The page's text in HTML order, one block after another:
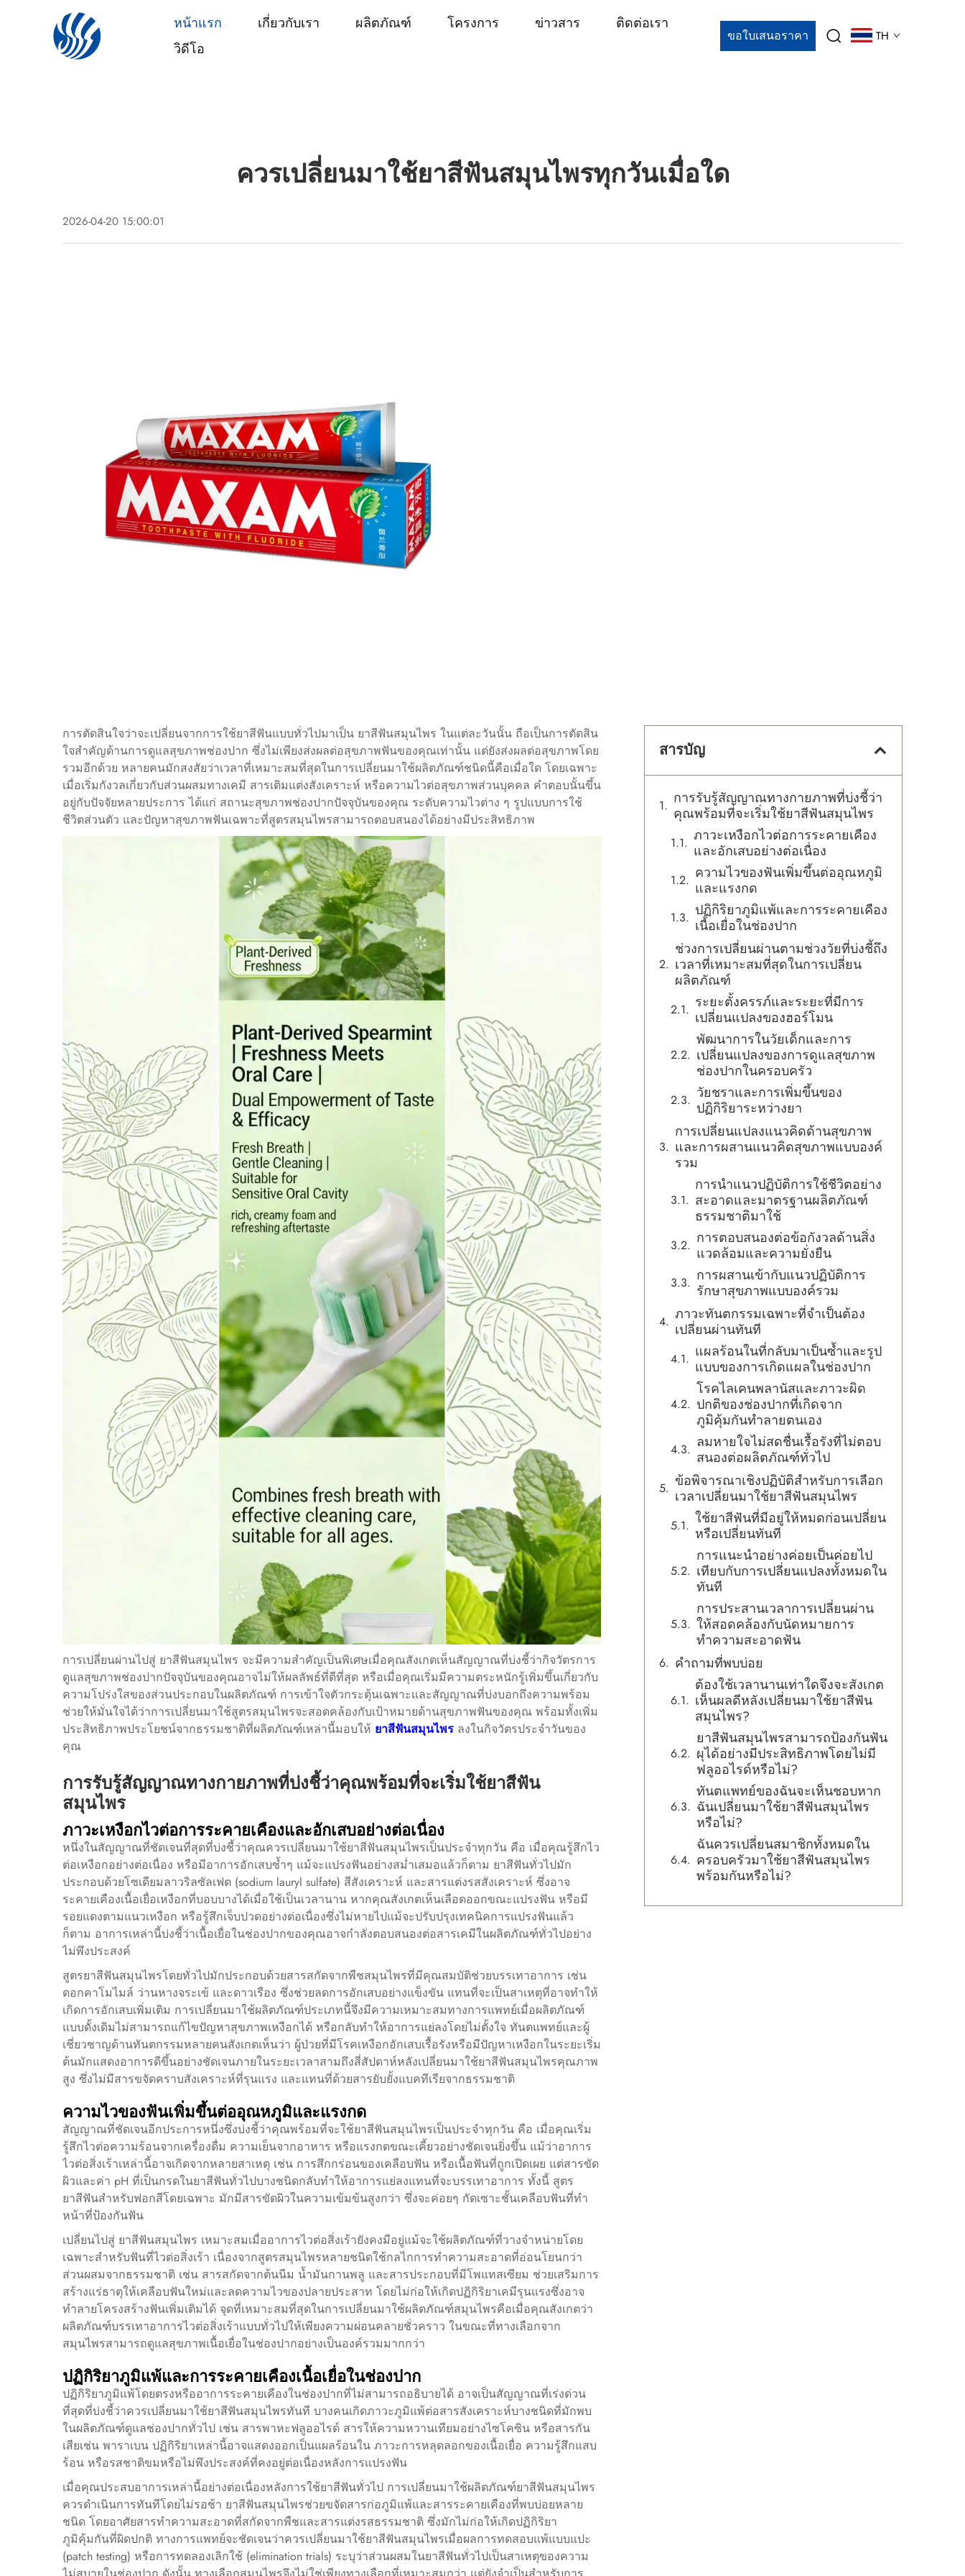
หน้าแรก เกี่ยวกับเรา ผลิตภัณฑ์ โครงการ ข่าวสาร
ติดต่อเรา
วิดีโอ
ขอใบเสนอราคา TH
ควรเปลี่ยนมาใช้ยาสีฟันสมุนไพรทุกวันเมื่อใด
2026-04-20 15:00:01
การตัดสินใจว่าจะเปลี่ยนจากการใช้ยาสีฟันแบบทั่วไปมาเป็น ยาสีฟันสมุนไพร ในแต่ละวันนั้น ถือเป็นการตัดสิน
ใจสำคัญด้านการดูแลสุขภาพช่องปาก ซึ่งไม่เพียงส่งผลต่อสุขภาพฟันของคุณเท่านั้น แต่ยังส่งผลต่อสุขภาพโดย
รวมอีกด้วย หลายคนมักสงสัยว่าเวลาที่เหมาะสมที่สุดในการเปลี่ยนมาใช้ผลิตภัณฑ์ชนิดนี้คือเมื่อใด โดยเฉพาะ
เมื่อเริ่มกังวลเกี่ยวกับส่วนผสมทางเคมี สารเติมแต่งสังเคราะห์ หรือความไวต่อสุขภาพส่วนบุคคล คำตอบนั้นขึ้น
อยู่กับปัจจัยหลายประการ ได้แก่ สถานะสุขภาพช่องปากปัจจุบันของคุณ ระดับความไวต่าง ๆ รูปแบบการใช้
ชีวิตส่วนตัว และปัญหาสุขภาพฟันเฉพาะที่สูตรสมุนไพรสามารถตอบสนองได้อย่างมีประสิทธิภาพ
การเปลี่ยนผ่านไปสู่ ยาสีฟันสมุนไพร จะมีความสำคัญเป็นพิเศษเมื่อคุณสังเกตเห็นสัญญาณที่บ่งชี้ว่ากิจวัตรการ
ดูแลสุขภาพช่องปากปัจจุบันของคุณอาจไม่ให้ผลลัพธ์ที่ดีที่สุด หรือเมื่อคุณเริ่มมีความตระหนักรู้เพิ่มขึ้นเกี่ยวกับ
ความโปร่งใสของส่วนประกอบในผลิตภัณฑ์ การเข้าใจตัวกระตุ้นเฉพาะและสัญญาณที่บ่งบอกถึงความพร้อม
ช่วยให้มั่นใจได้ว่าการเปลี่ยนมาใช้สูตรสมุนไพรจะสอดคล้องกับเป้าหมายด้านสุขภาพฟันของคุณ พร้อมทั้งเพิ่ม
ประสิทธิภาพประโยชน์จากธรรมชาติที่ผลิตภัณฑ์เหล่านี้มอบให้ ยาสีฟันสมุนไพร ลงในกิจวัตรประจำวันของ
คุณ
การรับรู้สัญญาณทางกายภาพที่บ่งชี้ว่าคุณพร้อมที่จะเริ่มใช้ยาสีฟัน
สมุนไพร
ภาวะเหงือกไวต่อการระคายเคืองและอักเสบอย่างต่อเนื่อง
หนึ่งในสัญญาณที่ชัดเจนที่สุดที่บ่งชี้ว่าคุณควรเปลี่ยนมาใช้ยาสีฟันสมุนไพรเป็นประจำทุกวัน คือ เมื่อคุณรู้สึกไว
ต่อเหงือกอย่างต่อเนื่อง หรือมีอาการอักเสบซ้ำๆ แม้จะแปรงฟันอย่างสม่ำเสมอแล้วก็ตาม ยาสีฟันทั่วไปมัก
ประกอบด้วยโซเดียมลาวริลซัลเฟต (sodium lauryl sulfate) สีสังเคราะห์ และสารแต่งรสสังเคราะห์ ซึ่งอาจ
ระคายเคืองเนื้อเยื่อเหงือกที่บอบบางได้เมื่อใช้เป็นเวลานาน หากคุณสังเกตเห็นเลือดออกขณะแปรงฟัน หรือมี
รอยแดงตามแนวเหงือก หรือรู้สึกเจ็บปวดอย่างต่อเนื่องซึ่งไม่หายไปแม้จะปรับปรุงเทคนิคการแปรงฟันแล้ว
ก็ตาม อาการเหล่านี้บ่งชี้ว่าเนื้อเยื่อในช่องปากของคุณอาจกำลังตอบสนองต่อสารเคมีในผลิตภัณฑ์ทั่วไปอย่าง
ไม่พึงประสงค์
สูตรยาสีฟันสมุนไพรโดยทั่วไปมักประกอบด้วยสารสกัดจากพืชสมุนไพรที่มีคุณสมบัติช่วยบรรเทาอาการ เช่น
ดอกคาโมไมล์ ว่านหางจระเข้ และดาวเรือง ซึ่งช่วยลดการอักเสบอย่างแข็งขัน แทนที่จะเป็นสาเหตุที่อาจทำให้
เกิดการอักเสบเพิ่มเติม การเปลี่ยนมาใช้ผลิตภัณฑ์ประเภทนี้จึงมีความเหมาะสมทางการแพทย์เมื่อผลิตภัณฑ์
แบบดั้งเดิมไม่สามารถแก้ไขปัญหาสุขภาพเหงือกได้ หรือกลับทำให้อาการแย่ลงโดยไม่ตั้งใจ ทันตแพทย์และผู้
เชี่ยวชาญด้านทันตกรรมหลายคนสังเกตเห็นว่า ผู้ป่วยที่มีโรคเหงือกอักเสบเรื้อรังหรือมีปัญหาเหงือกในระยะเริ่ม
ต้นมักแสดงอาการดีขึ้นอย่างชัดเจนภายในระยะเวลาสามถึงสี่สัปดาห์หลังเปลี่ยนมาใช้ยาสีฟันสมุนไพรคุณภาพ
สูง ซึ่งไม่มีสารขจัดคราบสังเคราะห์ที่รุนแรง และแทนที่ด้วยสารยับยั้งแบคทีเรียจากธรรมชาติ
ความไวของฟันเพิ่มขึ้นต่ออุณหภูมิและแรงกด
สัญญาณที่ชัดเจนอีกประการหนึ่งซึ่งบ่งชี้ว่าคุณพร้อมที่จะใช้ยาสีฟันสมุนไพรเป็นประจำทุกวัน คือ เมื่อคุณเริ่ม
รู้สึกไวต่อความร้อนจากเครื่องดื่ม ความเย็นจากอาหาร หรือแรงกดขณะเคี้ยวอย่างชัดเจนยิ่งขึ้น แม้ว่าอาการ
ไวต่อสิ่งเร้าเหล่านี้อาจเกิดจากหลายสาเหตุ เช่น การสึกกร่อนของเคลือบฟัน หรือเนื้อฟันที่ถูกเปิดเผย แต่สารขัด
ผิวและค่า pH ที่เป็นกรดในยาสีฟันทั่วไปบางชนิดกลับทำให้อาการแย่ลงแทนที่จะบรรเทาอาการ ทั้งนี้ สูตร
ยาสีฟันสำหรับฟอกสีโดยเฉพาะ มักมีสารขัดผิวในความเข้มข้นสูงกว่า ซึ่งจะค่อยๆ กัดเซาะชั้นเคลือบฟันที่ทำ
หน้าที่ป้องกันฟัน
เปลี่ยนไปสู่ ยาสีฟันสมุนไพร เหมาะสมเมื่ออาการไวต่อสิ่งเร้ายังคงมีอยู่แม้จะใช้ผลิตภัณฑ์ที่วางจำหน่ายโดย
เฉพาะสำหรับฟันที่ไวต่อสิ่งเร้า เนื่องจากสูตรสมุนไพรหลายชนิดใช้กลไกการทำความสะอาดที่อ่อนโยนกว่า
ส่วนผสมจากธรรมชาติ เช่น สารสกัดจากต้นนีม น้ำมันกานพลู และสารประกอบที่มีโพแทสเซียม ช่วยเสริมการ
สร้างแร่ธาตุให้เคลือบฟันใหม่และลดความไวของปลายประสาท โดยไม่ก่อให้เกิดปฏิกิริยาเคมีรุนแรงซึ่งอาจ
ทำลายโครงสร้างฟันเพิ่มเติมได้ จุดที่เหมาะสมที่สุดในการเปลี่ยนมาใช้ผลิตภัณฑ์สมุนไพรคือเมื่อคุณสังเกตว่า
ผลิตภัณฑ์บรรเทาอาการไวต่อสิ่งเร้าแบบทั่วไปให้เพียงความผ่อนคลายชั่วคราว ในขณะที่ทางเลือกจาก
สมุนไพรสามารถดูแลสุขภาพเนื้อเยื่อในช่องปากอย่างเป็นองค์รวมมากกว่า
ปฏิกิริยาภูมิแพ้และการระคายเคืองเนื้อเยื่อในช่องปาก
ปฏิกิริยาภูมิแพ้โดยตรงหรืออาการระคายเคืองในช่องปากที่ไม่สามารถอธิบายได้ อาจเป็นสัญญาณที่เร่งด่วน
ที่สุดที่บ่งชี้ว่าควรเปลี่ยนมาใช้ยาสีฟันสมุนไพรทันที บางคนเกิดภาวะภูมิแพ้ต่อสารสังเคราะห์บางชนิดที่มักพบ
ในผลิตภัณฑ์ดูแลช่องปากทั่วไป เช่น สารพาหะฟลูออไรด์ สารให้ความหวานเทียมอย่างไซโคซิน หรือสารกัน
เสียเช่น พาราเบน ปฏิกิริยาเหล่านี้อาจแสดงออกเป็นแผลร้อนใน ภาวะการหลุดลอกของเนื้อเยื่อ ความรู้สึกแสบ
ร้อน หรือรสชาติขมหรือไม่พึงประสงค์ที่คงอยู่ต่อเนื่องหลังการแปรงฟัน
เมื่อคุณประสบอาการเหล่านี้อย่างต่อเนื่องหลังการใช้ยาสีฟันทั่วไป การเปลี่ยนมาใช้ผลิตภัณฑ์ยาสีฟันสมุนไพร
ควรดำเนินการทันทีโดยไม่รอช้า ยาสีฟันสมุนไพรช่วยขจัดสารก่อภูมิแพ้และสารระคายเคืองที่พบบ่อยหลาย
ชนิด โดยอาศัยสารทำความสะอาดที่สกัดจากพืชและสารแต่งรสธรรมชาติ ซึ่งมักไม่ก่อให้เกิดปฏิกิริยา
ภูมิคุ้มกันที่ผิดปกติ ทางการแพทย์จะชัดเจนว่าควรเปลี่ยนมาใช้ยาสีฟันสมุนไพรเมื่อผลการทดสอบแพ้แบบแปะ
(patch testing) หรือการทดลองเลิกใช้ (elimination trials) ระบุว่าส่วนผสมในยาสีฟันทั่วไปเป็นสาเหตุของความ
สารบัญ
การรับรู้สัญญาณทางกายภาพที่บ่งชี้ว่า
คุณพร้อมที่จะเริ่มใช้ยาสีฟันสมุนไพร
ภาวะเหงือกไวต่อการระคายเคือง
และอักเสบอย่างต่อเนื่อง
ความไวของฟันเพิ่มขึ้นต่ออุณหภูมิ
และแรงกด
ปฏิกิริยาภูมิแพ้และการระคายเคือง
เนื้อเยื่อในช่องปาก
ช่วงการเปลี่ยนผ่านตามช่วงวัยที่บ่งชี้ถึง
เวลาที่เหมาะสมที่สุดในการเปลี่ยน
ผลิตภัณฑ์
ระยะตั้งครรภ์และระยะที่มีการ
เปลี่ยนแปลงของฮอร์โมน
พัฒนาการในวัยเด็กและการ
เปลี่ยนแปลงของการดูแลสุขภาพ
ช่องปากในครอบครัว
วัยชราและการเพิ่มขึ้นของ
ปฏิกิริยาระหว่างยา
การเปลี่ยนแปลงแนวคิดด้านสุขภาพ
และการผสานแนวคิดสุขภาพแบบองค์
รวม
การนำแนวปฏิบัติการใช้ชีวิตอย่าง
สะอาดและมาตรฐานผลิตภัณฑ์
ธรรมชาติมาใช้
การตอบสนองต่อข้อกังวลด้านสิ่ง
แวดล้อมและความยั่งยืน
การผสานเข้ากับแนวปฏิบัติการ
รักษาสุขภาพแบบองค์รวม
ภาวะทันตกรรมเฉพาะที่จำเป็นต้อง
เปลี่ยนผ่านทันที
แผลร้อนในที่กลับมาเป็นซ้ำและรูป
แบบของการเกิดแผลในช่องปาก
โรคไลเคนพลานัสและภาวะผิด
ปกติของช่องปากที่เกิดจาก
ภูมิคุ้มกันทำลายตนเอง
ลมหายใจไม่สดชื่นเรื้อรังที่ไม่ตอบ
สนองต่อผลิตภัณฑ์ทั่วไป
ข้อพิจารณาเชิงปฏิบัติสำหรับการเลือก
เวลาเปลี่ยนมาใช้ยาสีฟันสมุนไพร
ใช้ยาสีฟันที่มีอยู่ให้หมดก่อนเปลี่ยน
หรือเปลี่ยนทันที
การแนะนำอย่างค่อยเป็นค่อยไป
เทียบกับการเปลี่ยนแปลงทั้งหมดใน
ทันที
การประสานเวลาการเปลี่ยนผ่าน
ให้สอดคล้องกับนัดหมายการ
ทำความสะอาดฟัน
คำถามที่พบบ่อย
ต้องใช้เวลานานเท่าใดจึงจะสังเกต
เห็นผลดีหลังเปลี่ยนมาใช้ยาสีฟัน
สมุนไพร?
ยาสีฟันสมุนไพรสามารถป้องกันฟัน
ผุได้อย่างมีประสิทธิภาพโดยไม่มี
ฟลูออไรด์หรือไม่?
ทันตแพทย์ของฉันจะเห็นชอบหาก
ฉันเปลี่ยนมาใช้ยาสีฟันสมุนไพร
หรือไม่?
ฉันควรเปลี่ยนสมาชิกทั้งหมดใน
ครอบครัวมาใช้ยาสีฟันสมุนไพร
พร้อมกันหรือไม่?